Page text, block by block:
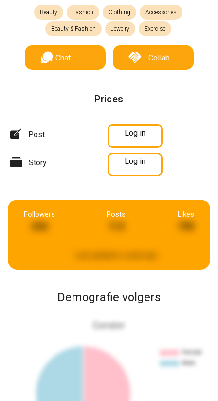
Beauty Fashion Clothing Accessories
Beauty & Fashion Jewelry Exercise
Chat Collab
Prices
Post Log in
Story Log in
Followers
656
Posts Likes
Demografie volgers
Gender